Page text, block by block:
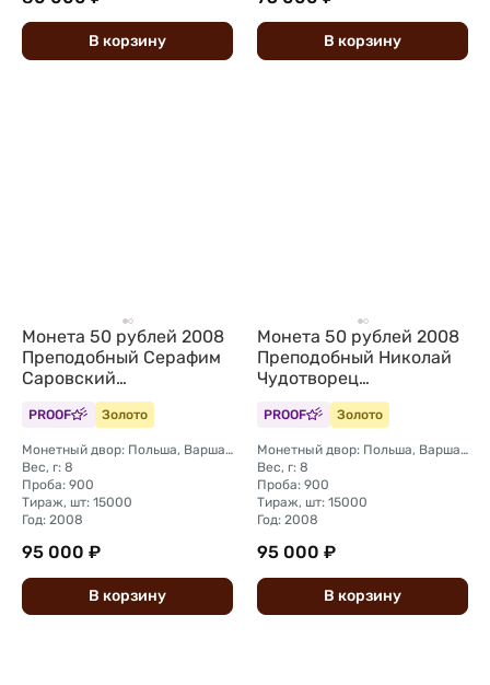
В корзину В корзину
Монета 50 рублей 2008
Преподобный Серафим
Саровский
Православные святые
Беларусь
PROOF Золото
Монетный двор: Польша, Варшава
Вес, г: 8
Проба: 900
Тираж, шт: 15000
Год: 2008
95 000 ₽
В корзину
Монета 50 рублей 2008
Преподобный Николай
Чудотворец
Православные святые
Беларусь
PROOF Золото
Монетный двор: Польша, Варшава
Вес, г: 8
Проба: 900
Тираж, шт: 15000
Год: 2008
95 000 ₽
В корзину